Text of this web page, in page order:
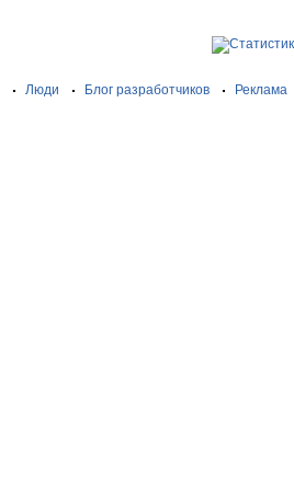
Люди Блог разработчиков
Реклама